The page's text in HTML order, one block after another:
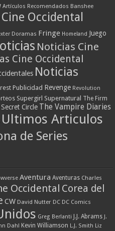
Artículos Recomendados Banshee
Cine Occidental
Doramas Fringe Homeland Juego
Noticias Cine
Cine Occidental
Noticias
Publicidad Revenge Revolution
Supergirl Supernatural The Firm
Circle The Vampire Diaries
Ultimos Articulos
de Series
Aventura Aventuras Charles
Occidental Corea del
CW David Nutter DC DC Comics
Greg Berlanti J.J. Abrams J.
Dahl Kevin Williamson L.J. Smith Liz